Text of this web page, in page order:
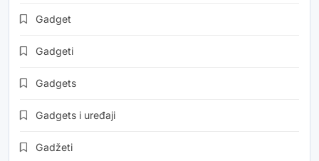
Gadget
Gadgeti
Gadgets
Gadgets i uređaji
Gadžeti